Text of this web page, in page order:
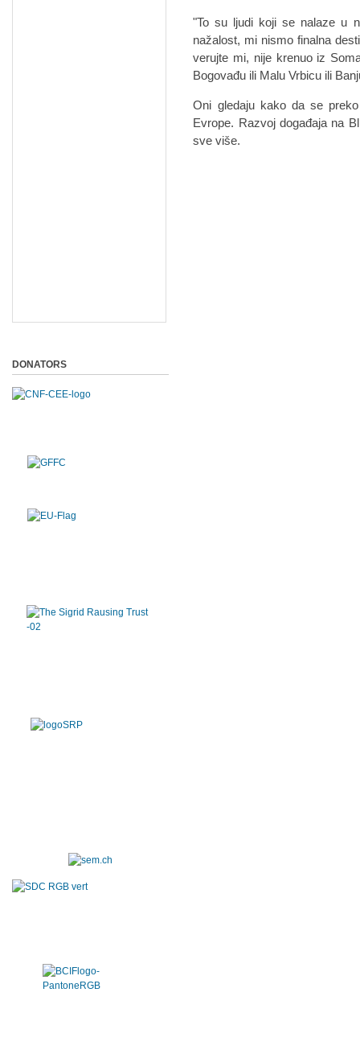
"To su ljudi koji se nalaze u
nažalost, mi nismo finalna
verujte mi, nije krenuo iz
Bogovađu ili Malu Vrbicu ili
Oni gledaju kako da se
Evrope. Razvoj događaja na
sve više.
DONATORS